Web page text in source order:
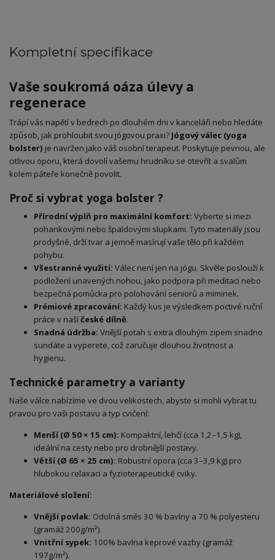
Kompletní specifikace
Vaše soukromá oáza úlevy a
regenerace
Trápí vás napětí v bedrech po dlouhém dni v kanceláři nebo hledáte
způsob, jak prohloubit svou jógovou praxi? Jógový válec (yoga
bolster) je navržen jako váš osobní terapeut. Poskytuje pevnou, ale
citlivou oporu, která dovolí vašemu hrudníku se otevřít a svalům
kolem páteře konečně povolit.
Proč si vybrat yoga bolster ?
Přírodní výplň pro maximální komfort: Vyberte si mezi
pohankovými nebo špaldovými slupkami. Tyto materiály jsou
prodyšné, drží tvar a jemně masírují vaše tělo při každém
pohybu.
Všestranné využití: Válec není jen na jógu. Skvěle poslouží k
podložení unavených nohou, jako podpora při meditaci nebo
bezpečná pomůcka pro polohování seniorů a miminek.
Prémiové zpracování: Každý kus je výsledkem poctivé ruční
práce v našíčeské dílně.
Snadná údržba: Vnější potah s extra dlouhým zipem snadno
sundáte a vyperete, což zaručuje dlouhou životnost a
hygienu.
Technické parametry a varianty
Naše válce nabízíme ve dvou velikostech, abyste si mohli vybrat tu
pravou pro vaši postavu a typ cvičení:
Menší (Ø 50 × 15 cm): Kompaktní, lehčí (cca 1,2–1,5 kg),
ideální na cesty nebo pro drobnější postavy.
Větší (Ø 65 × 25 cm): Robustní opora (cca 3–3,9 kg) pro
hlubokou relaxaci a fyzioterapeutické cviky.
Materiálové složení:
Vnější povlak: Odolná směs 30 % bavlny a 70 % polyesteru
(gramáž 200g/m²).
Vnitřní sypek: 100% bavlna keprové vazby (gramáž
197g/m²).